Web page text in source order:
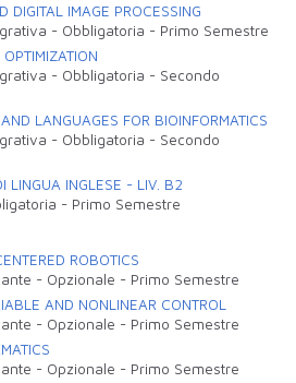
IMAGE PROCESSING
- Obbligatoria - Primo Semestre
- Obbligatoria - Secondo
LANGUAGES FOR BIOINFORMATICS
- Obbligatoria - Secondo
LINGUA INGLESE - LIV. B2
- Primo Semestre
ROBOTICS
- Opzionale - Primo Semestre
AND NONLINEAR CONTROL
- Opzionale - Primo Semestre
- Opzionale - Primo Semestre